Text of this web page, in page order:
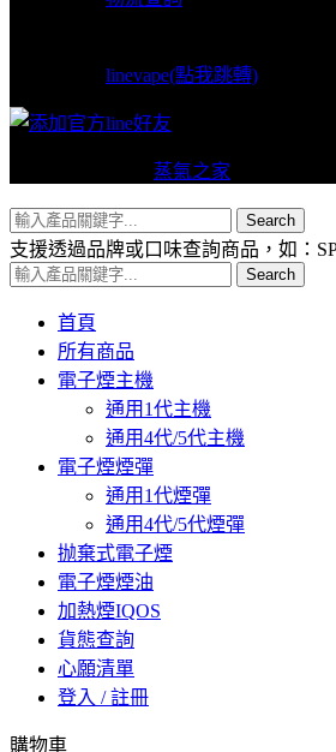
linevape(點我跳轉)
蒸氣之家
Search
支援透過品牌或口味查詢商品，如：
Search
首頁
所有商品
電子煙主機
通用1代主機
通用4代/5代主機
電子煙煙彈
通用1代煙彈
通用4代/5代煙彈
抛棄式電子煙
電子煙煙油
加熱煙IQOS
貨態查詢
心願清單
登入 / 註冊
購物車